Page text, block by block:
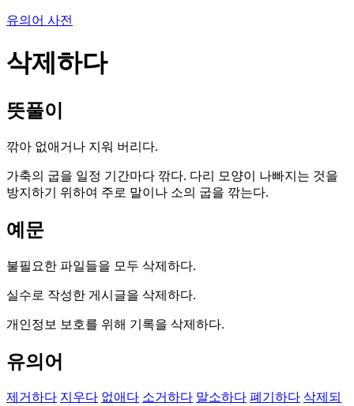
유의어 사전
삭제하다
뜻풀이
깎아 없애거나 지워 버리다.
가축의 굽을 일정 기간마다 깎다. 다리 모양이 나빠지는 것을
방지하기 위하여 주로 말이나 소의 굽을 깎는다.
예문
불필요한 파일들을 모두 삭제하다.
실수로 작성한 게시글을 삭제하다.
개인정보 보호를 위해 기록을 삭제하다.
유의어
제거하다 지우다 없애다 소거하다 말소하다 폐기하다 삭제되